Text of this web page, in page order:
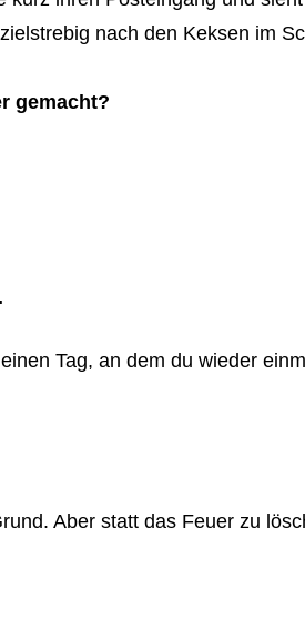
nach den Keksen im
gemacht?
Tag, an dem du wieder
Aber statt das Feuer zu